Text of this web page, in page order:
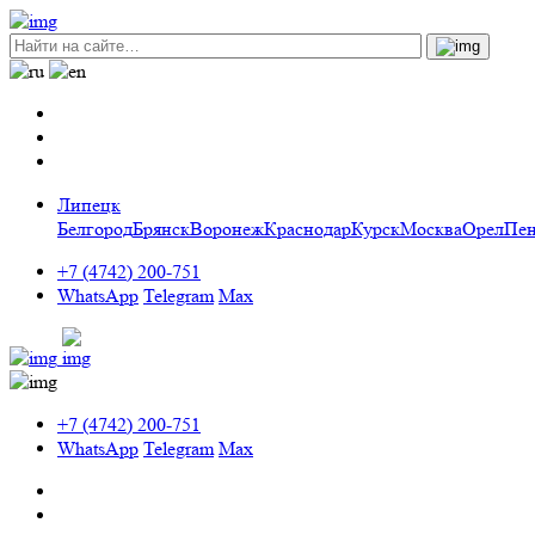
Липецк
БелгородБрянскВоронежКраснодарКурскМоскваОрел
+7 (4742) 200-751
WhatsApp Telegram Max
+7 (4742) 200-751
WhatsApp Telegram Max